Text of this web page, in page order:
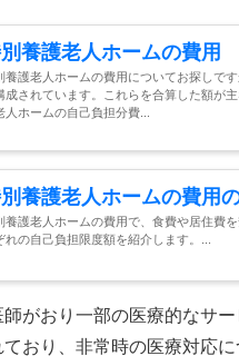
養護老人ホームの費用
養護老人ホームの費用についてお探しで
成されています。これらを合算した額が
人ホームの自己負担分費...
養護老人ホームの費用
養護老人ホームの費用で、食費や居住費
れの自己負担限度額を紹介します。...
がおり一部の医療的なサ
おり、非常時の医療対応に